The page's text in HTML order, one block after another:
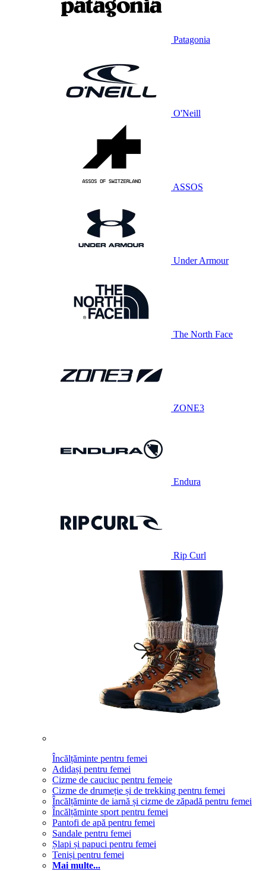
Patagonia
O'Neill
ASSOS
Under Armour
The North Face
ZONE3
Endura
Rip Curl
Încălțăminte pentru femei
Adidași pentru femei
Cizme de cauciuc pentru femeie
Cizme de drumeție și de trekking pentru femei
Încălțăminte de iarnă și cizme de zăpadă pentru femei
Încălțăminte sport pentru femei
Pantofi de apă pentru femei
Sandale pentru femei
Șlapi și papuci pentru femei
Teniși pentru femei
Mai multe...